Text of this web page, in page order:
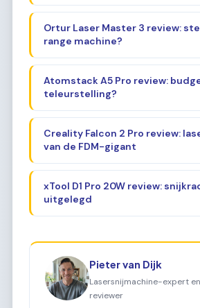
Ortur Laser Master 3 review:
range machine?
Atomstack A5 Pro review:
teleurstelling?
Creality Falcon 2 Pro review:
van de FDM-gigant
xTool D1 Pro 20W review:
uitgelegd
Pieter van Dijk
Lasersnijmachine-expert
reviewer